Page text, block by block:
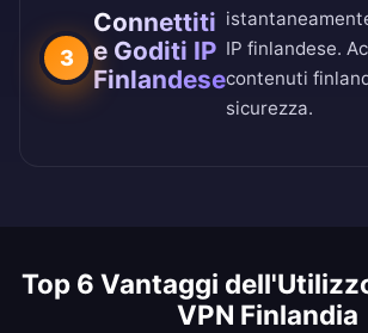
3
Connettiti
e Goditi IP
Finlandese
IP finlandese.
contenuti
sicurezza.
Top 6 Vantaggi
VPN Finlandia